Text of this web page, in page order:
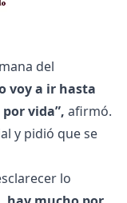
del
voy a ir hasta
vida”, afirmó.
y pidió que se
lo